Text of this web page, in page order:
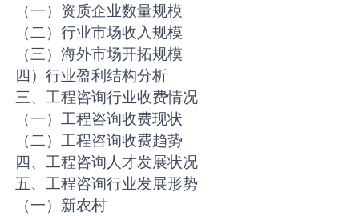
（一）资质企业数量规模
（二）行业市场收入规模
（三）海外市场开拓规模
四）行业盈利结构分析
三、工程咨询行业收费情况
（一）工程咨询收费现状
（二）工程咨询收费趋势
四、工程咨询人才发展状况
五、工程咨询行业发展形势
（一）新农村